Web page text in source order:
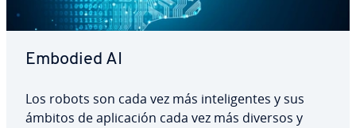
Embodied AI
Los robots son cada vez más in­te­li­ge­n­tes y sus
ámbitos de apli­ca­ción cada vez más diversos y